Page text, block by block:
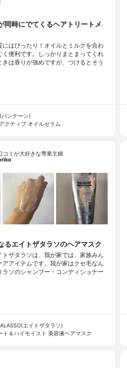
同時にでてくるヘアトリートメ
にはぴったり！オイルとミルクを合わ
く便利です。しっかりまとまってくれ
きは香りが強めですが、つけるとそう
パンテーン)
クティブ オイルセラム
コミが大好きな専業主婦
るエイトザタラソのヘアマスク
トザタラソは、我が家では、家族みん
アアイテムです。我が家はクセ毛なん
ラソのシャンプー・コンディショナー
エイトザタラソ)
ト＆ハイモイスト 美容液ヘアマスク